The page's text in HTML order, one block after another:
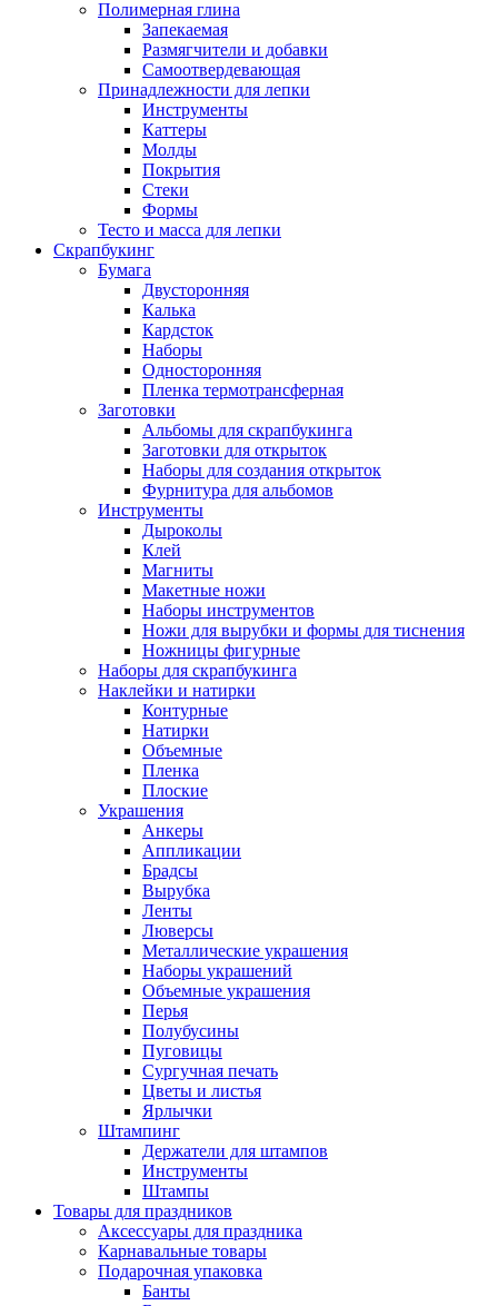
Полимерная глина
Запекаемая
Размягчители и добавки
Самоотвердевающая
Принадлежности для лепки
Инструменты
Каттеры
Молды
Покрытия
Стеки
Формы
Тесто и масса для лепки
Скрапбукинг
Бумага
Двусторонняя
Калька
Кардсток
Наборы
Односторонняя
Пленка термотрансферная
Заготовки
Альбомы для скрапбукинга
Заготовки для открыток
Наборы для создания открыток
Фурнитура для альбомов
Инструменты
Дыроколы
Клей
Магниты
Макетные ножи
Наборы инструментов
Ножи для вырубки и формы для тиснения
Ножницы фигурные
Наборы для скрапбукинга
Наклейки и натирки
Контурные
Натирки
Объемные
Пленка
Плоские
Украшения
Анкеры
Аппликации
Брадсы
Вырубка
Ленты
Люверсы
Металлические украшения
Наборы украшений
Объемные украшения
Перья
Полубусины
Пуговицы
Сургучная печать
Цветы и листья
Ярлычки
Штампинг
Держатели для штампов
Инструменты
Штампы
Товары для праздников
Аксессуары для праздника
Карнавальные товары
Подарочная упаковка
Банты